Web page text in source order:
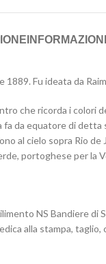
Fu ideata da
che ricorda i
da equatore di
al cielo sopra Rio
portoghese per la
NS Bandiere di
alla stampa,